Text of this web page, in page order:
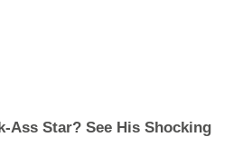
Ass Star? See His Shocking